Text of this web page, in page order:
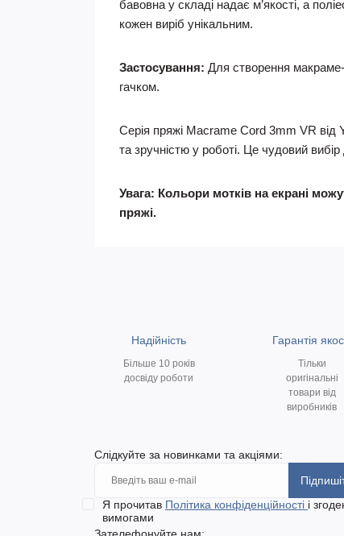
бавовна у складі надає м’якості, а
кожен виріб унікальним.
Застосування: Для створення макраме-
гачком.
Серія пряжі Macrame Cord 3mm VR від
та зручністю у роботі. Це чудовий
Увага: Кольори мотків на екрані
пряжі.
Надійність
Більше 10 років
досвіду роботи
Гарантія
Тільки
оригінальні
товари від
виробників
Слідкуйте за новинками та акціями:
Я прочитав Політика конфіденційності і
вимогами